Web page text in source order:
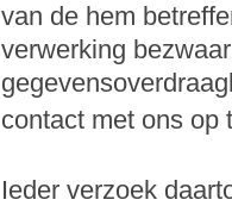
van de hem
verwerking
contact met ons op
Ieder verzoek